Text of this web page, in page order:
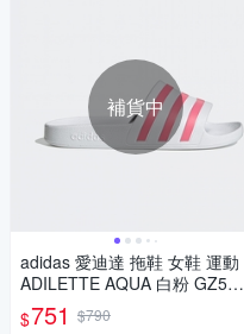
補貨中
adidas 愛迪達 拖鞋 女鞋 運動
ADILETTE AQUA 白粉 GZ523
7 (A5342)
$751 $790